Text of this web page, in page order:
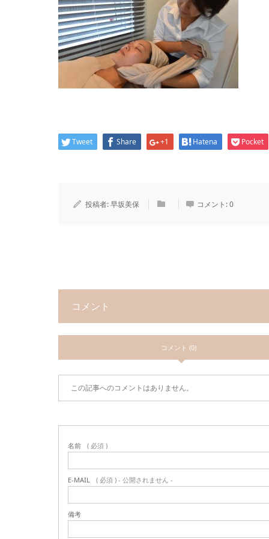
Tweet Share +1 Hatena Pocket
投稿者:早坂美保 コメント:0
コメント
コメント (0)
この記事へのコメントはありません。
名前 ( 必須 )
E-MAIL ( 必須 ) - 公開されません -
備考